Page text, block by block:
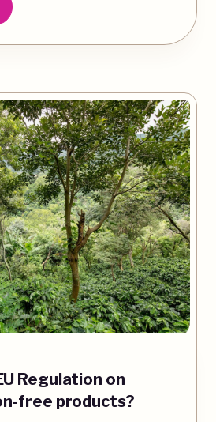
Regulation on
free products?